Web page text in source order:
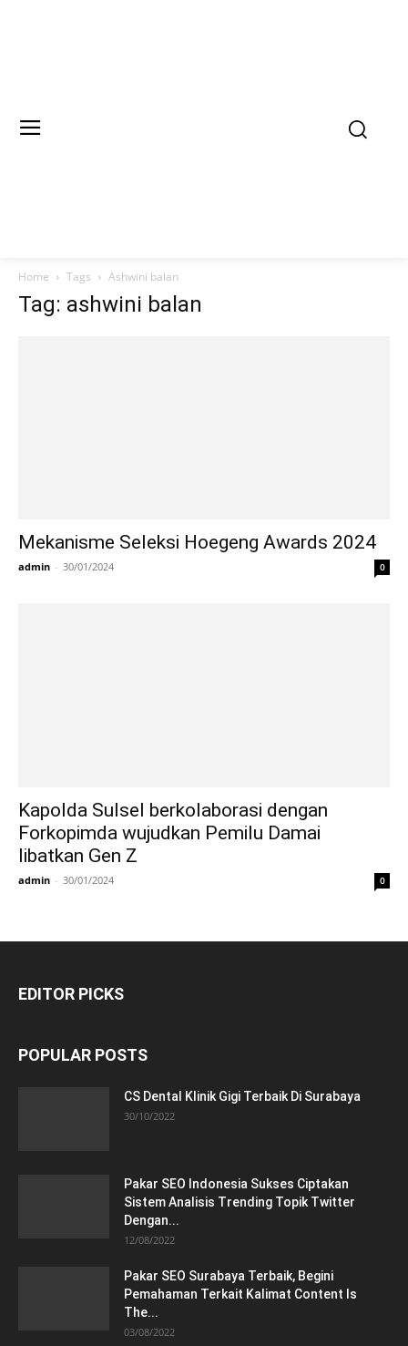
Home Tags Ashwini balan
Tag: ashwini balan
Mekanisme Seleksi Hoegeng Awards 2024
admin - 30/01/2024 0
Kapolda Sulsel berkolaborasi dengan
Forkopimda wujudkan Pemilu Damai
libatkan Gen Z
admin - 30/01/2024 0
EDITOR PICKS
POPULAR POSTS
CS Dental Klinik Gigi Terbaik Di Surabaya
30/10/2022
Pakar SEO Indonesia Sukses Ciptakan
Sistem Analisis Trending Topik Twitter
Dengan...
12/08/2022
Pakar SEO Surabaya Terbaik, Begini
Pemahaman Terkait Kalimat Content Is
The...
03/08/2022